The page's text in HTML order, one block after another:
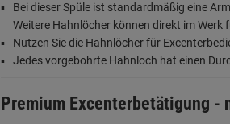
Bei dieser Spüle ist standardmäßig eine
Weitere Hahnlöcher können direkt im Werk
Nutzen Sie die Hahnlöcher für
Jedes vorgebohrte Hahnloch hat einen
Premium Excenterbetätigung -